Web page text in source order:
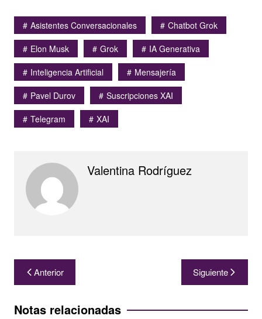
Asistentes Conversacionales
Chatbot Grok
Elon Musk
Grok
IA Generativa
Inteligencia Artificial
Mensajería
Pavel Durov
Suscripciones XAI
Telegram
XAI
Valentina Rodríguez
Navegación
de
entradas
Anterior Siguiente
Notas relacionadas